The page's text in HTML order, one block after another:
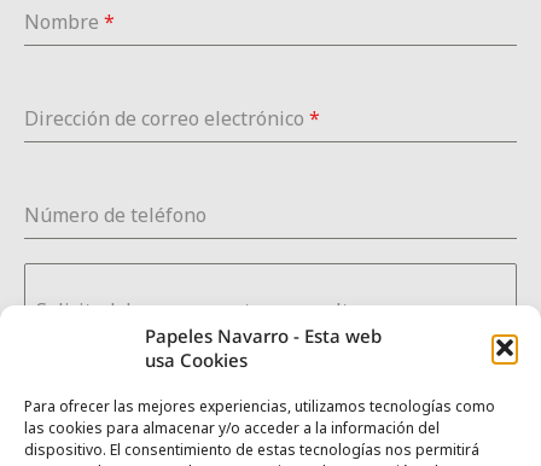
Papeles Navarro - Esta web
usa Cookies
Para ofrecer las mejores experiencias, utilizamos tecnologías como
las cookies para almacenar y/o acceder a la información del
dispositivo. El consentimiento de estas tecnologías nos permitirá
Nombre *
Dirección de correo electrónico *
Número de teléfono
Solicitud de presupuesto o consulta
0 / 180